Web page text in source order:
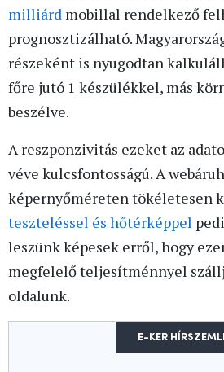
milliárd mobillal rendelkező
prognosztizálható.
részeként is nyugodtan
főre jutó 1 készülékkel, más
beszélve.
A reszponzivitás ezeket az
véve kulcsfontosságú. A
képernyőméreten tökéletesen
teszteléssel és hőtérképpel
leszünk képesek erről, hogy
megfelelő teljesítménnyel
oldalunk.
E-KER